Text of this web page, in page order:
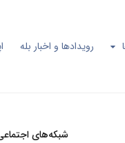
رویدادها و اخبار بله
شبکه‌های